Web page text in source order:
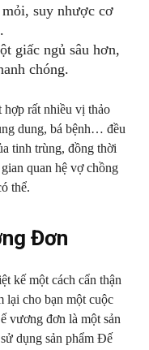
suy nhược cơ
giấc ngủ sâu hơn,
chóng.
rất nhiều vị thảo
dung, bá bệnh… đều
tinh trùng, đồng thời
quan hệ vợ chồng
thể.
Đơn
kế một cách cẩn thận
lại cho bạn một cuộc
vương đơn là một sản
dụng sản phẩm Đế